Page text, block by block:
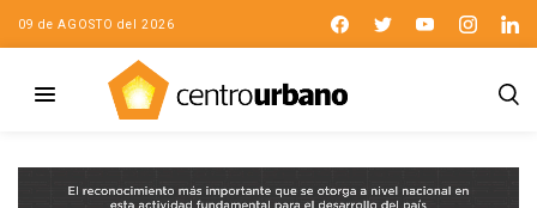
09 de AGOSTO del 2026